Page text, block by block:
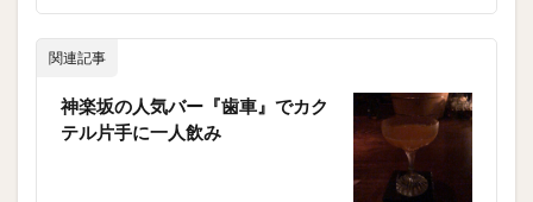
関連記事
神楽坂の人気バー『歯車』でカク
テル片手に一人飲み